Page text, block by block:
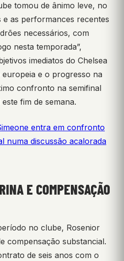
tomou de ânimo leve, no
as performances recentes
necessários, com
nesta temporada”,
imediatos do Chelsea
e o progresso na
confronto na semifinal
fim de semana.
entra em confronto
numa discussão acalorada
E COMPENSAÇÃO
no clube, Rosenior
compensação substancial.
de seis anos com o